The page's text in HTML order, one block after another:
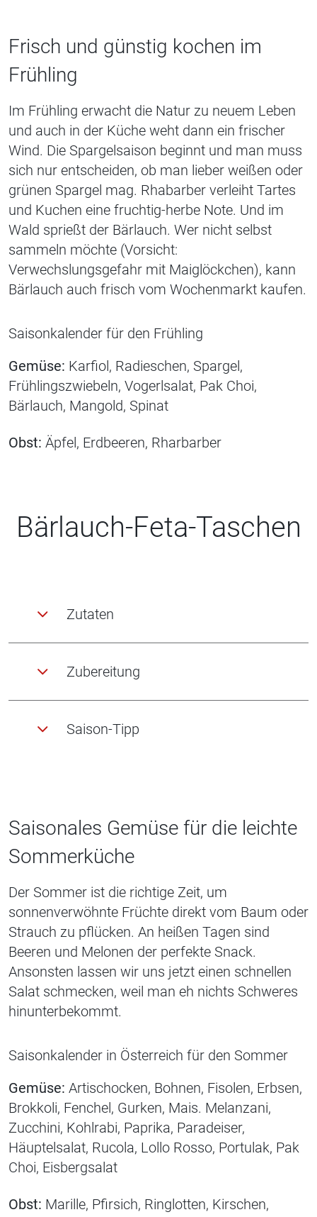
Frisch und günstig kochen im
Frühling
Im Frühling erwacht die Natur zu neuem Leben
und auch in der Küche weht dann ein frischer
Wind. Die Spargelsaison beginnt und man muss
sich nur entscheiden, ob man lieber weißen oder
grünen Spargel mag. Rhabarber verleiht Tartes
und Kuchen eine fruchtig-herbe Note. Und im
Wald sprießt der Bärlauch. Wer nicht selbst
sammeln möchte (Vorsicht:
Verwechslungsgefahr mit Maiglöckchen), kann
Bärlauch auch frisch vom Wochenmarkt kaufen.
Saisonkalender für den Frühling
Gemüse: Karfiol, Radieschen, Spargel,
Frühlingszwiebeln, Vogerlsalat, Pak Choi,
Bärlauch, Mangold, Spinat
Obst: Äpfel, Erdbeeren, Rharbarber
Bärlauch-Feta-Taschen
Zutaten
Zubereitung
Saison-Tipp
Saisonales Gemüse für die leichte
Sommerküche
Der Sommer ist die richtige Zeit, um
sonnenverwöhnte Früchte direkt vom Baum oder
Strauch zu pflücken. An heißen Tagen sind
Beeren und Melonen der perfekte Snack.
Ansonsten lassen wir uns jetzt einen schnellen
Salat schmecken, weil man eh nichts Schweres
hinunterbekommt.
Saisonkalender in Österreich für den Sommer
Gemüse: Artischocken, Bohnen, Fisolen, Erbsen,
Brokkoli, Fenchel, Gurken, Mais. Melanzani,
Zucchini, Kohlrabi, Paprika, Paradeiser,
Häuptelsalat, Rucola, Lollo Rosso, Portulak, Pak
Choi, Eisbergsalat
Obst: Marille, Pfirsich, Ringlotten, Kirschen,